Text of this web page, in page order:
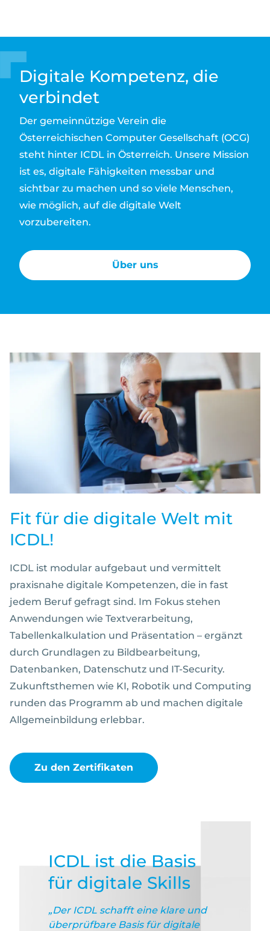
Digitale Kompetenz, die
verbindet
Der gemeinnützige Verein die
Österreichischen Computer Gesellschaft (OCG)
steht hinter ICDL in Österreich. Unsere Mission
ist es, digitale Fähigkeiten messbar und
sichtbar zu machen und so viele Menschen,
wie möglich, auf die digitale Welt
vorzubereiten.
Über uns
Fit für die digitale Welt mit
ICDL!
ICDL ist modular aufgebaut und vermittelt
praxisnahe digitale Kompetenzen, die in fast
jedem Beruf gefragt sind. Im Fokus stehen
Anwendungen wie Textverarbeitung,
Tabellenkalkulation und Präsentation – ergänzt
durch Grundlagen zu Bildbearbeitung,
Datenbanken, Datenschutz und IT-Security.
Zukunftsthemen wie KI, Robotik und Computing
runden das Programm ab und machen digitale
Allgemeinbildung erlebbar.
Zu den Zertifikaten
ICDL ist die Basis
für digitale Skills
„Der ICDL schafft eine klare und
überprüfbare Basis für digitale